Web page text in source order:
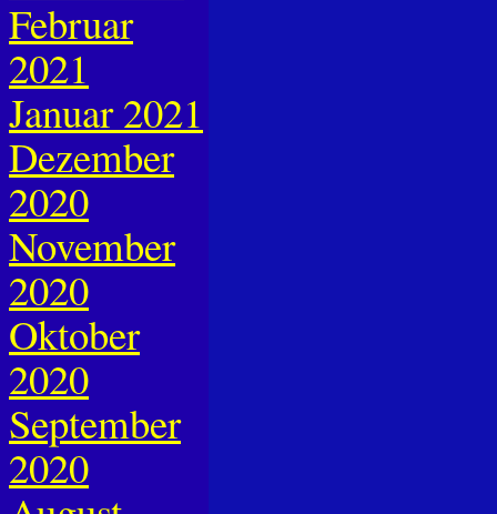
Februar
2021
Januar 2021
Dezember
2020
November
2020
Oktober
2020
September
2020